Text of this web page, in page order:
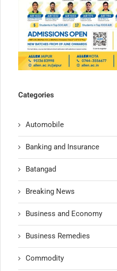
Categories
Automobile
Banking and Insurance
Batangad
Breaking News
Business and Economy
Business Remedies
Commodity